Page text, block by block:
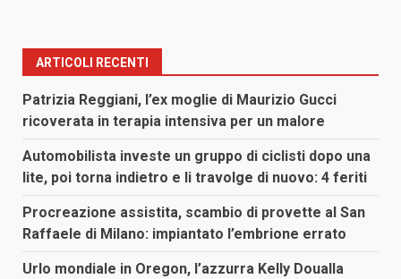
ARTICOLI RECENTI
Patrizia Reggiani, l’ex moglie di Maurizio Gucci
ricoverata in terapia intensiva per un malore
Automobilista investe un gruppo di ciclisti dopo una
lite, poi torna indietro e li travolge di nuovo: 4 feriti
Procreazione assistita, scambio di provette al San
Raffaele di Milano: impiantato l’embrione errato
Urlo mondiale in Oregon, l’azzurra Kelly Doualla